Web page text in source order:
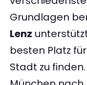
Grundlagen
Lenz
besten Platz
Stadt zu